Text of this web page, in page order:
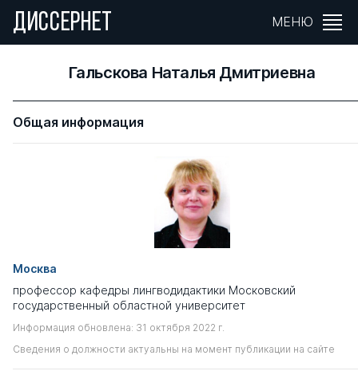
ДИССЕРНЕТ МЕНЮ
Гальскова Наталья Дмитриевна
Общая информация
Москва
профессор кафедры лингводидактики Московский
государственный областной университет
Информация обновлена: 31 октября 2022 г.
Сведения о должности актуальны на момент публикации на сайте